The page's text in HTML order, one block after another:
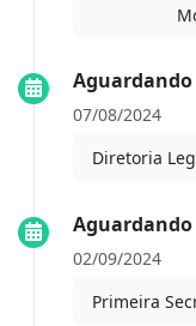
07/08/2024
Diretoria
02/09/2024
Primeira